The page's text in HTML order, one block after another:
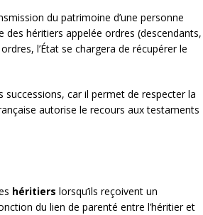
du patrimoine d’une personne
héritiers appelée ordres (descendants,
l’État se chargera de récupérer le
car il permet de respecter la
autorise le recours aux testaments
héritiers lorsqu’ils reçoivent un
du lien de parenté entre l’héritier et